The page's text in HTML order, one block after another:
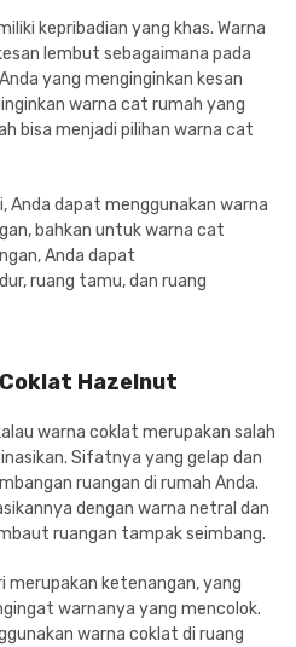
kepribadian yang khas. Warna
lembut sebagaimana pada
yang menginginkan kesan
warna cat rumah yang
bisa menjadi pilihan warna cat
Anda dapat menggunakan warna
bahkan untuk warna cat
Anda dapat
ruang tamu, dan ruang
Hazelnut
warna coklat merupakan salah
Sifatnya yang gelap dan
ruangan di rumah Anda.
dengan warna netral dan
ruangan tampak seimbang.
ketenangan, yang
warnanya yang mencolok.
warna coklat di ruang